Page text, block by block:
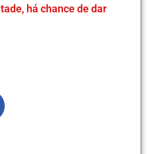
há chance de dar